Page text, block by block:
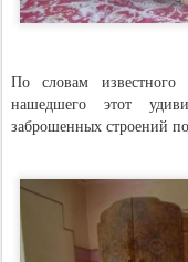
По словам известного
нашедшего этот
заброшенных строений